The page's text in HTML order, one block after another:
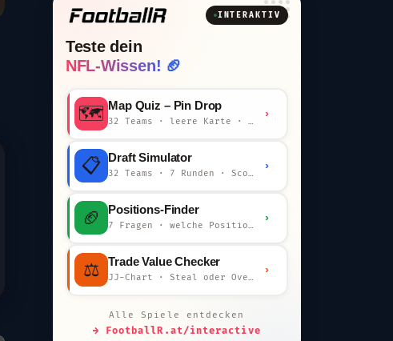
INTERAKTIV
Teste dein
NFL-Wissen! 🏈
🗺️ Map Quiz – Pin Drop
32 Teams · leere Karte · km-Wertung
›
📋 Draft Simulator
32 Teams · 7 Runden · Scout-Kommentar
›
🏈 Positions-Finder
7 Fragen · welche Position bist du?
›
⚖️ Trade Value Checker
JJ-Chart · Steal oder Overpay?
›
Alle Spiele entdecken
→ FootballR.at/interactive